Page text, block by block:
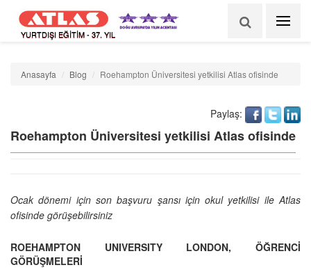
YURTDIŞI EĞİTİM - 37. YIL
Anasayfa Blog Roehampton Üniversitesi yetkilisi Atlas ofisinde
Roehampton Üniversitesi yetkilisi Atlas ofisinde
Paylaş:
Ocak dönemi için son başvuru şansı için okul yetkilisi ile Atlas
ofisinde görüşebilirsiniz
ROEHAMPTON UNIVERSITY LONDON, ÖĞRENCİ
GÖRÜŞMELERİ